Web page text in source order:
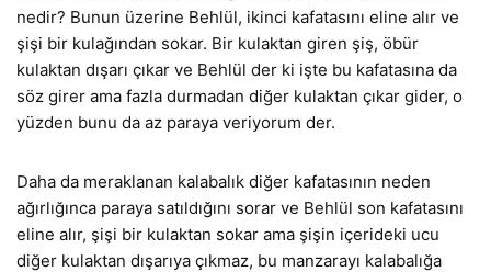
nedir? Bunun üzerine Behlül, ikinci kafatasını eline alır ve
şişi bir kulağından sokar. Bir kulaktan giren şiş, öbür
kulaktan dışarı çıkar ve Behlül der ki işte bu kafatasına da
söz girer ama fazla durmadan diğer kulaktan çıkar gider, o
yüzden bunu da az paraya veriyorum der.
Daha da meraklanan kalabalık diğer kafatasının neden
ağırlığınca paraya satıldığını sorar ve Behlül son kafatasını
eline alır, şişi bir kulaktan sokar ama şişin içerideki ucu
diğer kulaktan dışarıya çıkmaz, bu manzarayı kalabalığa